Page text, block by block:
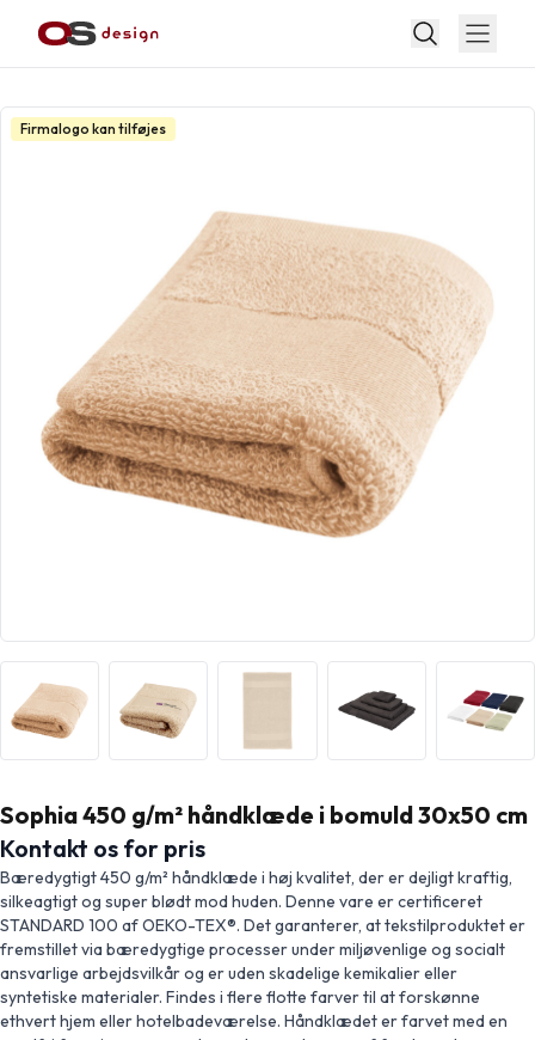
Firmalogo kan tilføjes
Sophia 450 g/m² håndklæde i bomuld 30x50 cm
Kontakt os for pris
Bæredygtigt 450 g/m² håndklæde i høj kvalitet, der er dejligt kraftig,
silkeagtigt og super blødt mod huden. Denne vare er certificeret
STANDARD 100 af OEKO-TEX®. Det garanterer, at tekstilproduktet er
fremstillet via bæredygtige processer under miljøvenlige og socialt
ansvarlige arbejdsvilkår og er uden skadelige kemikalier eller
syntetiske materialer. Findes i flere flotte farver til at forskønne
ethvert hjem eller hotelbadeværelse. Håndklædet er farvet med en